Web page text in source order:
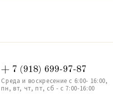
+ 7 (918) 699-97-87
Среда и воскресение с 6:00- 16:00,
пн, вт, чт, пт, сб - с 7:00-16:00